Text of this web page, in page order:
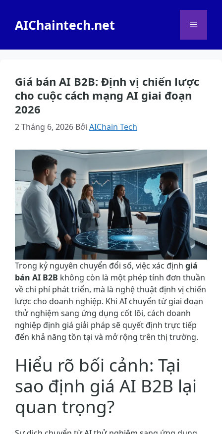
AIChaintech.net Menu
Giá bán AI B2B: Định vị chiến lược
cho cuộc cách mạng AI giai đoạn
2026
2 Tháng 6, 2026 Bởi AIChain Tech
Trong kỷ nguyên chuyển đổi số, việc xác định giá
bán AI B2B không còn là một phép tính đơn thuần
về chi phí phát triển, mà là nghệ thuật định vị chiến
lược cho doanh nghiệp. Khi AI chuyển từ giai đoạn
thử nghiệm sang ứng dụng cốt lõi, cách doanh
nghiệp định giá giải pháp sẽ quyết định trực tiếp
đến khả năng tồn tại và mở rộng trên thị trường.
Hiểu rõ bối cảnh: Tại
sao định giá AI B2B lại
quan trọng?